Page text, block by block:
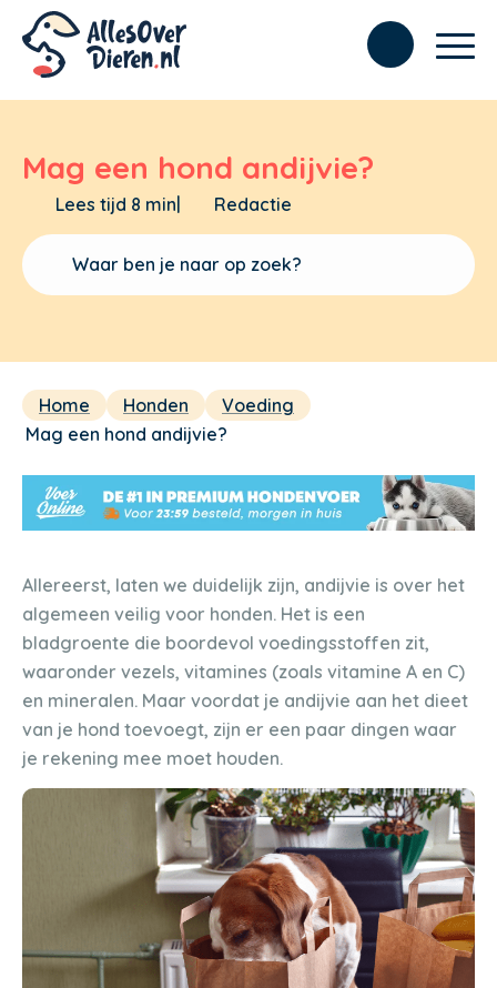
Mag een hond andijvie?
Lees tijd 8 min| Redactie
Home Honden
Voeding
Mag een hond andijvie?
Allereerst, laten we duidelijk zijn, andijvie is over het
algemeen veilig voor honden. Het is een
bladgroente die boordevol voedingsstoffen zit,
waaronder vezels, vitamines (zoals vitamine A en C)
en mineralen. Maar voordat je andijvie aan het dieet
van je hond toevoegt, zijn er een paar dingen waar
je rekening mee moet houden.